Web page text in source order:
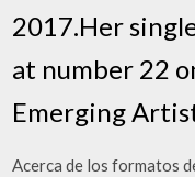
2017.Her
at number 22
Emerging
Acerca de los formatos